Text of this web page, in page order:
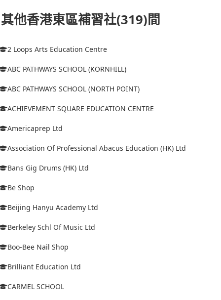
其他香港東區補習社(319)間
2 Loops Arts Education Centre
ABC PATHWAYS SCHOOL (KORNHILL)
ABC PATHWAYS SCHOOL (NORTH POINT)
ACHIEVEMENT SQUARE EDUCATION CENTRE
Americaprep Ltd
Association Of Professional Abacus Education (HK) Ltd
Bans Gig Drums (HK) Ltd
Be Shop
Beijing Hanyu Academy Ltd
Berkeley Schl Of Music Ltd
Boo-Bee Nail Shop
Brilliant Education Ltd
CARMEL SCHOOL